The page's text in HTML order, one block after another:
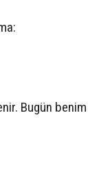
Bugün